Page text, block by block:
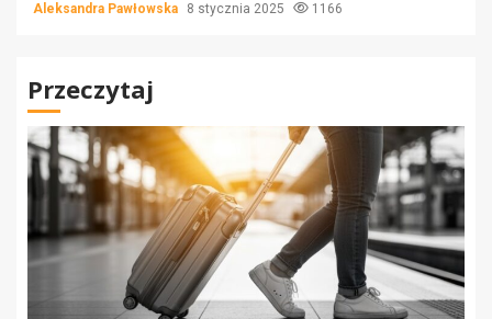
Aleksandra Pawłowska 8 stycznia 2025 1166
Przeczytaj